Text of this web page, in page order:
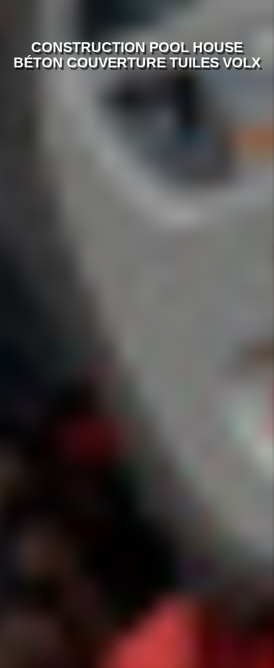
CONSTRUCTION POOL HOUSE
BÉTON COUVERTURE TUILES VOLX